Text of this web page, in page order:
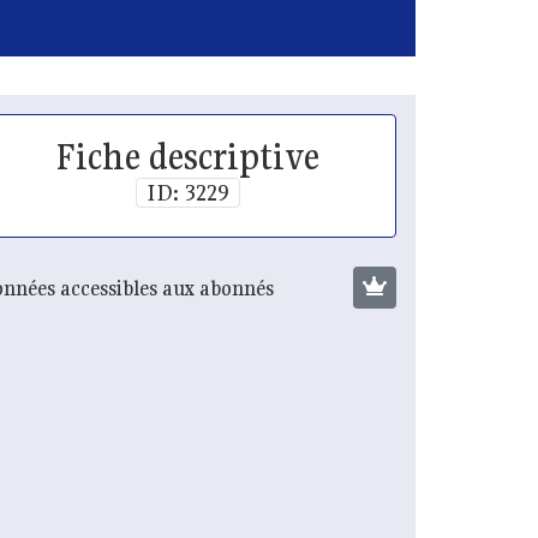
Fiche descriptive
ID: 3229
accessibles aux abonnés